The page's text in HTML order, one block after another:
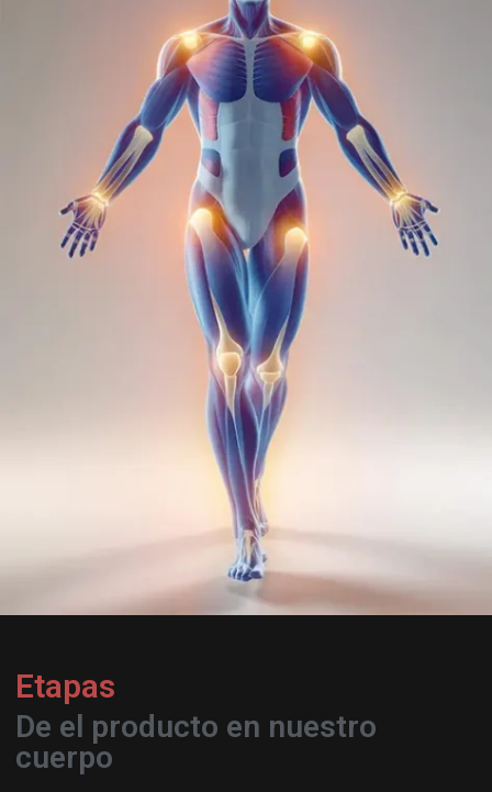
cuerpo
Exploración (1-30 días)
Los ingredientes activos del Ganoderma comienzan a
regularizar las funciones corporales. En esta etapa, la